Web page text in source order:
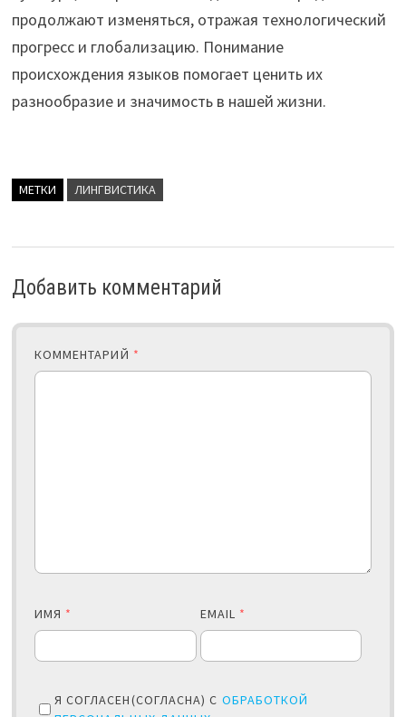
продолжают изменяться, отражая технологический
прогресс и глобализацию. Понимание
происхождения языков помогает ценить их
разнообразие и значимость в нашей жизни.
МЕТКИ ЛИНГВИСТИКА
Добавить комментарий
КОММЕНТАРИЙ *
ИМЯ * EMAIL *
Я СОГЛАСЕН(СОГЛАСНА) С ОБРАБОТКОЙ